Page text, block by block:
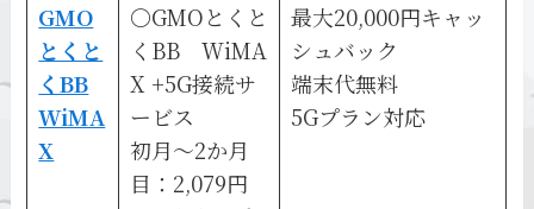
GMO
とくと
くBB
WiMA
X
〇GMOとくと
くBB WiMA
X +5G接続サ
ービス
初月～2か月
目：2,079円
最大20,000円キャッ
シュバック
端末代無料
5Gプラン対応